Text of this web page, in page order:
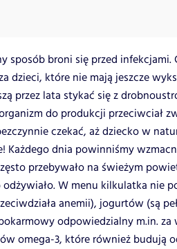
sposób broni się przed infekcjami.
dzieci, które nie mają jeszcze
przez lata stykać się z
do produkcji przeciwciał
czekać, aż dziecko w
Każdego dnia powinniśmy
przebywało na świeżym
W menu kilkulatka nie
anemii), jogurtów (są
odpowiedzialny m.in. za
omega-3, które również budują